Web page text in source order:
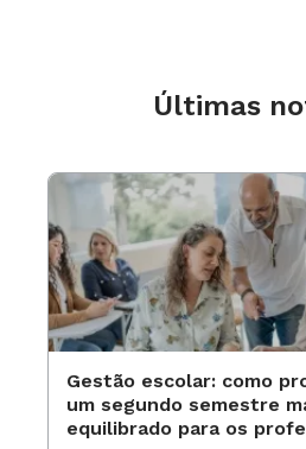
Últimas
Gestão escolar: como
um segundo semestre
equilibrado para os